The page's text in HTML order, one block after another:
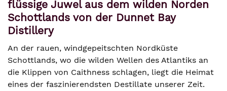
flüssige Juwel aus dem wilden Norden
Schottlands von der Dunnet Bay
Distillery
An der rauen, windgepeitschten Nordküste
Schottlands, wo die wilden Wellen des Atlantiks an
die Klippen von Caithness schlagen, liegt die Heimat
eines der faszinierendsten Destillate unserer Zeit.